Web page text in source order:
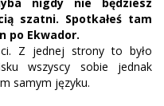
szatni. Spotkałeś tam
po Ekwador.
Z jednej strony to było
wszyscy sobie jednak
samym języku.